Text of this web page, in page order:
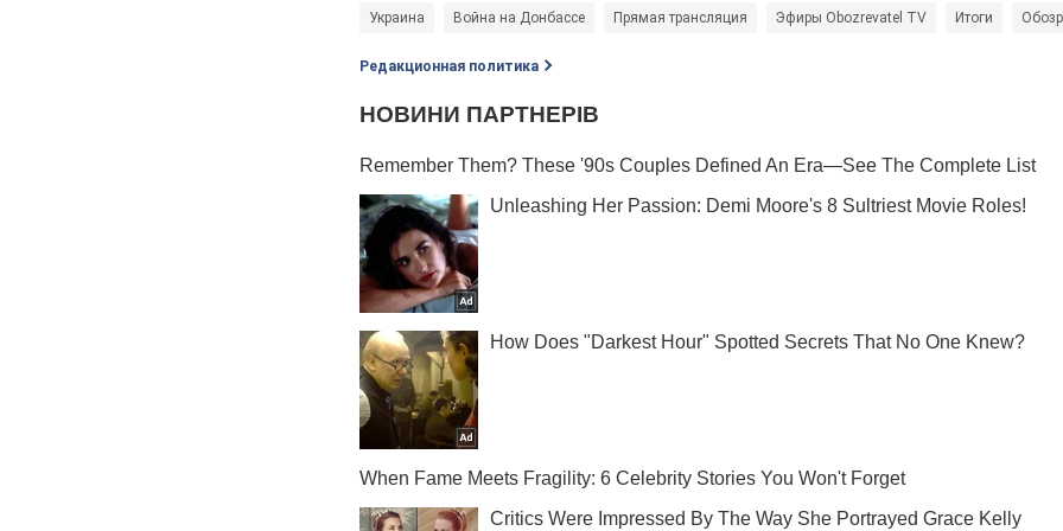
Украина Война на Донбассе Прямая трансляция Эфиры Obozrevatel TV Итоги
Редакционная политика